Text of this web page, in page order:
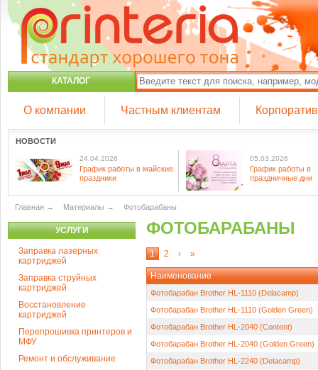
КАТАЛОГ
О компании Частным клиентам
НОВОСТИ
24.04.2026
График работы в майские
праздники
05.03.2026
График работы в
праздничные дни
Главная → Материалы → Фотобарабаны
УСЛУГИ
Заправка лазерных
картриджей
Заправка струйных
картриджей
Восстановление
картриджей
Перепрошивка принтеров и
МФУ
Ремонт и обслуживание
ФОТОБАРАБАНЫ
1 2 › »
Наименование
Фотобарабан Brother HL-1110 (Delacamp)
Фотобарабан Brother HL-1110 (Golden Green)
Фотобарабан Brother HL-2040 (Content)
Фотобарабан Brother HL-2040 (Golden Green)
Фотобарабан Brother HL-2240 (Delacamp)